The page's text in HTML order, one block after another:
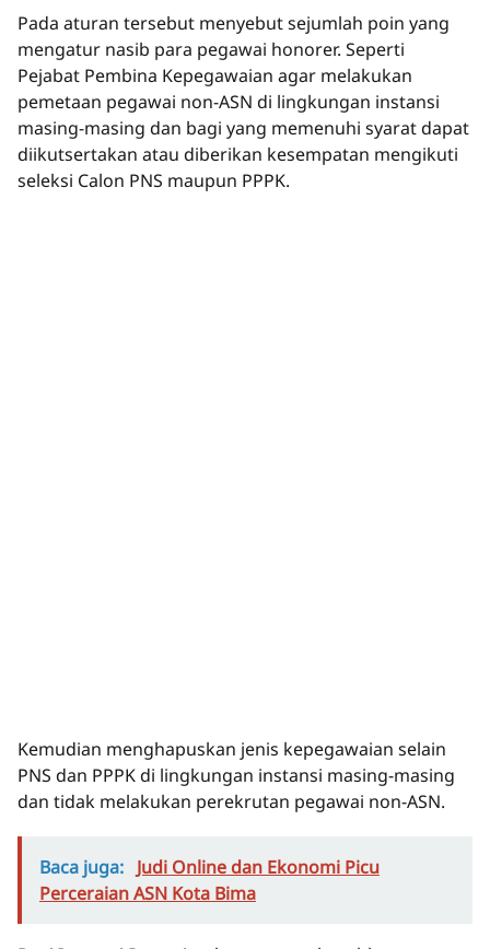
Pada aturan tersebut menyebut sejumlah poin yang
mengatur nasib para pegawai honorer. Seperti
Pejabat Pembina Kepegawaian agar melakukan
pemetaan pegawai non-ASN di lingkungan instansi
masing-masing dan bagi yang memenuhi syarat dapat
diikutsertakan atau diberikan kesempatan mengikuti
seleksi Calon PNS maupun PPPK.
Kemudian menghapuskan jenis kepegawaian selain
PNS dan PPPK di lingkungan instansi masing-masing
dan tidak melakukan perekrutan pegawai non-ASN.
Baca juga: Judi Online dan Ekonomi Picu
Perceraian ASN Kota Bima